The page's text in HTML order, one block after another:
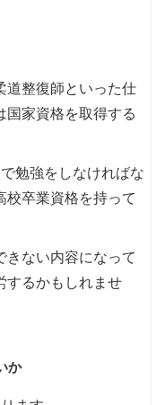
道整復師といった仕
国家資格を取得する
勉強をしなければな
校卒業資格を持って
きない内容になって
するかもしれませ
か